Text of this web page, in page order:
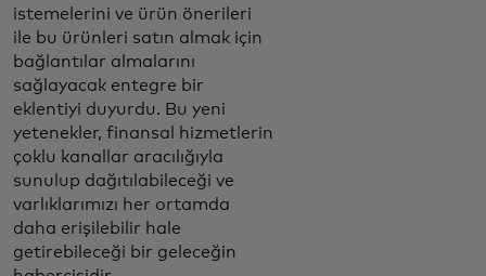
istemelerini ve ürün önerileri
ile bu ürünleri satın almak için
bağlantılar almalarını
sağlayacak entegre bir
eklentiyi duyurdu. Bu yeni
yetenekler, finansal hizmetlerin
çoklu kanallar aracılığıyla
sunulup dağıtılabileceği ve
varlıklarımızı her ortamda
daha erişilebilir hale
getirebileceği bir geleceğin